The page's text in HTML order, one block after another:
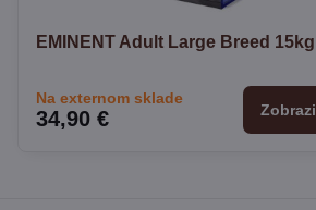
EMINENT Adult Large Breed 15kg
Na externom sklade
34,90 €